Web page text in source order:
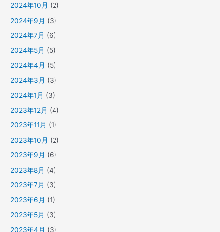
2024年10月 (2)
2024年9月 (3)
2024年7月 (6)
2024年5月 (5)
2024年4月 (5)
2024年3月 (3)
2024年1月 (3)
2023年12月 (4)
2023年11月 (1)
2023年10月 (2)
2023年9月 (6)
2023年8月 (4)
2023年7月 (3)
2023年6月 (1)
2023年5月 (3)
2023年4月 (3)